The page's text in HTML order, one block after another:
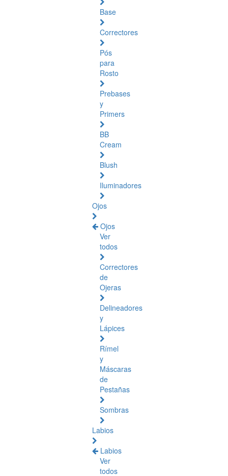
Base
Correctores
Pós
para
Rosto
Prebases
y
Primers
BB
Cream
Blush
Iluminadores
Ojos
Ojos
Ver
todos
Correctores
de
Ojeras
Delineadores
y
Lápices
Rímel
y
Máscaras
de
Pestañas
Sombras
Labios
Labios
Ver
todos